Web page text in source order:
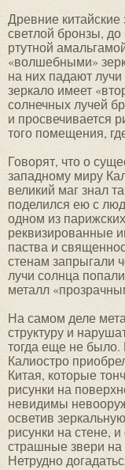
Древние
светлой бронзы,
ртутной
«волшебными»
на них падают
зеркало имеет
солнечных лучей
и просвечивается
того помещения,
Говорят, что о
западному миру
великий маг знал
поделился ею с
одном из
реквизированные
паства и
стенам запрыгали
лучи солнца
металл
На самом деле
структуру и
тогда еще не было.
Калиостро
Китая, которые
рисунки на
невидимы
осветив
рисунки на стене,
страшные звери на
Нетрудно